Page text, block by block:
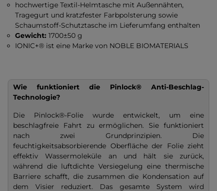
hochwertige Textil-Helmtasche mit Außennähten,
Tragegurt und kratzfester Farbpolsterung sowie
Schaumstoff-Schutztasche im Lieferumfang enthalten
Gewicht:1700±50 g
IONIC+® ist eine Marke von NOBLE BIOMATERIALS
Wie funktioniert die Pinlock® Anti-Beschlag-
Technologie?
Die Pinlock®-Folie wurde entwickelt, um eine
beschlagfreie Fahrt zu ermöglichen. Sie funktioniert
nach zwei Grundprinzipien. Die
feuchtigkeitsabsorbierende Oberfläche der Folie zieht
effektiv Wassermoleküle an und hält sie zurück,
während die luftdichte Versiegelung eine thermische
Barriere schafft, die zusammen die Kondensation auf
dem Visier reduziert. Das gesamte System wird